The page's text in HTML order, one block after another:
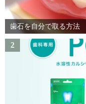
歯石を自分で取る方法
2